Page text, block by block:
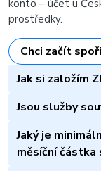
konto – účet u
prostředky.
Chci začít
Jak si založím
Jsou služby
Jaký je
měsíční částka